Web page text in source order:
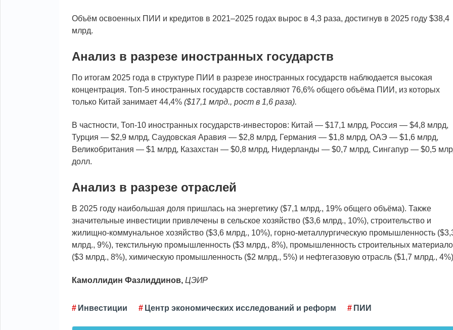
Объём освоенных ПИИ и кредитов в 2021–2025 годах вырос в 4,3 раза, достигнув в 2025 году $38,4
млрд.
Анализ в разрезе иностранных государств
По итогам 2025 года в структуре ПИИ в разрезе иностранных государств наблюдается высокая
концентрация. Топ-5 иностранных государств составляют 76,6% общего объёма ПИИ, из которых
только Китай занимает 44,4% ($17,1 млрд., рост в 1,6 раза).
В частности, Топ-10 иностранных государств-инвесторов: Китай — $17,1 млрд, Россия — $4,8 млрд,
Турция — $2,9 млрд, Саудовская Аравия — $2,8 млрд, Германия — $1,8 млрд, ОАЭ — $1,6 млрд,
Великобритания — $1 млрд, Казахстан — $0,8 млрд, Нидерланды — $0,7 млрд, Сингапур — $0,5
долл.
Анализ в разрезе отраслей
В 2025 году наибольшая доля пришлась на энергетику ($7,1 млрд., 19% общего объёма). Также
значительные инвестиции привлечены в сельское хозяйство ($3,6 млрд., 10%), строительство и
жилищно-коммунальное хозяйство ($3,6 млрд., 10%), горно-металлургическую промышленность
млрд., 9%), текстильную промышленность ($3 млрд., 8%), промышленность строительных
($3 млрд., 8%), химическую промышленность ($2 млрд., 5%) и нефтегазовую отрасль ($1,7 млрд.,
Камоллидин Фазлиддинов, ЦЭИР
Инвестиции Центр экономических исследований и реформ ПИИ